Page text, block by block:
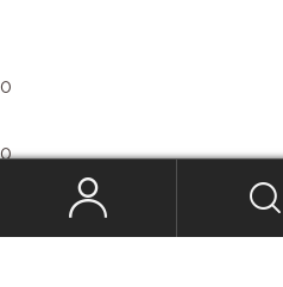
0
0
Mon panierQue